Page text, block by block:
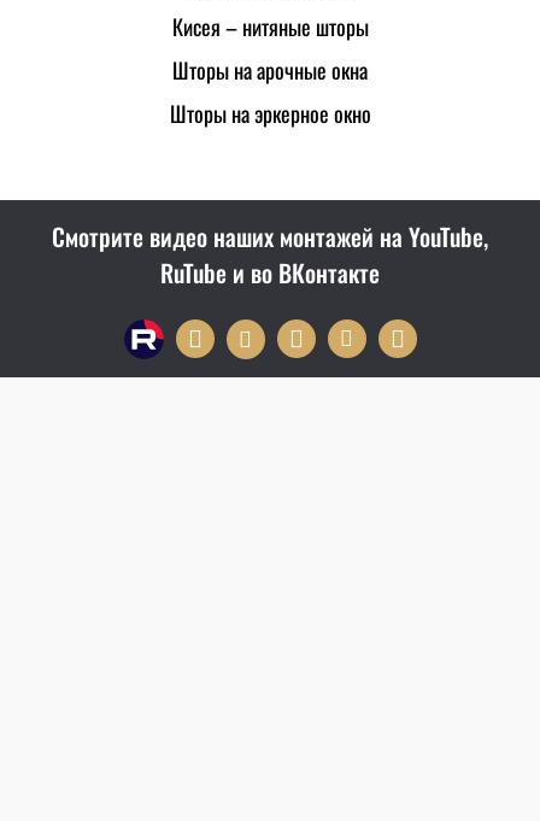
Кисея – нитяные шторы
Шторы на арочные окна
Шторы на эркерное окно
Смотрите видео наших монтажей на YouTube,
RuTube и во ВКонтакте